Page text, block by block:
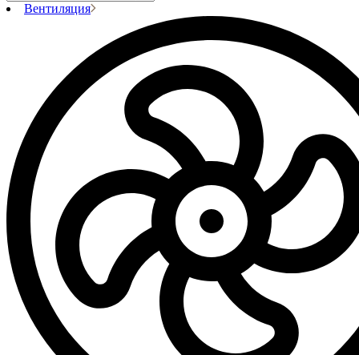
Вентиляция